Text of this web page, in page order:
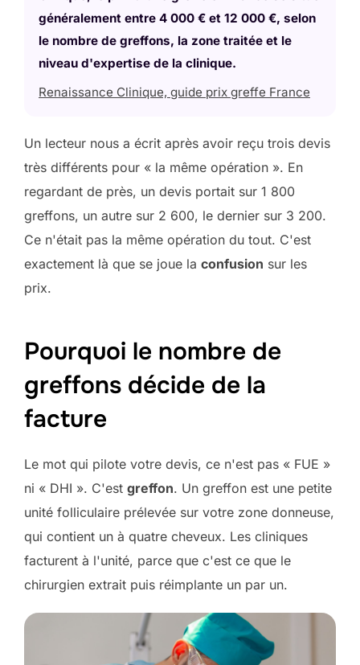
généralement entre 4 000 € et 12 000 €, selon
le nombre de greffons, la zone traitée et le
niveau d'expertise de la clinique.
Renaissance Clinique, guide prix greffe France
Un lecteur nous a écrit après avoir reçu trois devis
très différents pour « la même opération ». En
regardant de près, un devis portait sur 1 800
greffons, un autre sur 2 600, le dernier sur 3 200.
Ce n'était pas la même opération du tout. C'est
exactement là que se joue la confusion sur les
prix.
Pourquoi le nombre de
greffons décide de la
facture
Le mot qui pilote votre devis, ce n'est pas « FUE »
ni « DHI ». C'est greffon. Un greffon est une petite
unité folliculaire prélevée sur votre zone donneuse,
qui contient un à quatre cheveux. Les cliniques
facturent à l'unité, parce que c'est ce que le
chirurgien extrait puis réimplante un par un.